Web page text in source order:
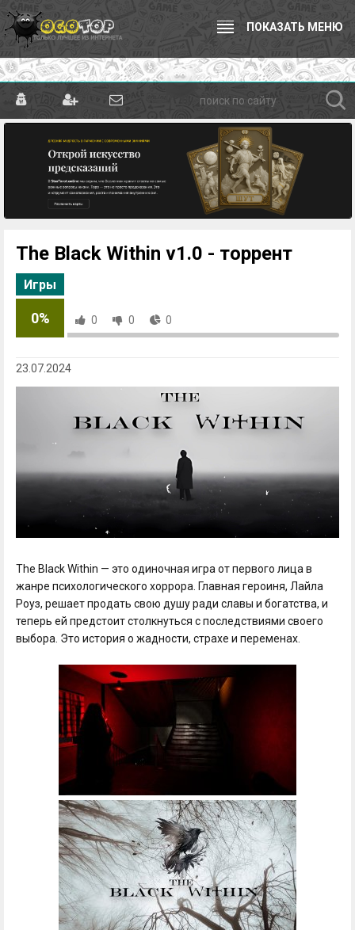
ПОКАЗАТЬ МЕНЮ
The Black Within v1.0 - торрент
Игры
0% 0 0 0
23.07.2024
The Black Within — это одиночная игра от первого лица в
жанре психологического хоррора. Главная героиня, Лайла
Роуз, решает продать свою душу ради славы и богатства, и
теперь ей предстоит столкнуться с последствиями своего
выбора. Это история о жадности, страхе и переменах.